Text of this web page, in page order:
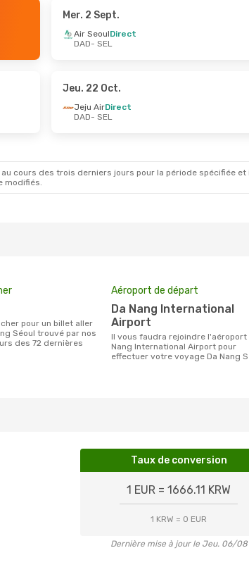
Mer. 2 Sept.
Air SeoulDirect
DAD- SEL
Jeu. 22 Oct.
Jeju AirDirect
DAD- SEL
cours des trois derniers jours pour la période spécifiée
modifiés.
Séoul trouvé par nos
des 72 dernières
Aéroport de départ
Da Nang International
Airport
Il vous faudra rejoindre l'aéroport Da
Nang International Airport pour
effectuer votre voyage Da Nang
Taux de conversion
1 EUR = 1666.11 KRW
1 KRW = 0 EUR
Dernière mise à jour le Jeu. 06/08